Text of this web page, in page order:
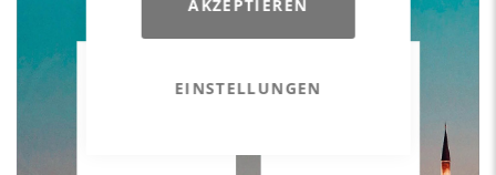
AKZEPTIEREN
EINSTELLUNGEN